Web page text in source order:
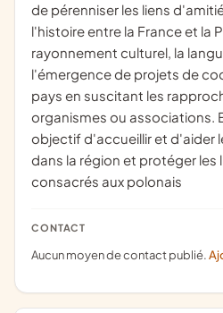
de pérenniser les liens
l'histoire entre la France et la
rayonnement culturel, la
l'émergence de projets de
pays en suscitant les
organismes ou associations.
objectif d'accueillir et d'aider
dans la région et protéger les
consacrés aux polonais
CONTACT
Aucun moyen de contact publié.